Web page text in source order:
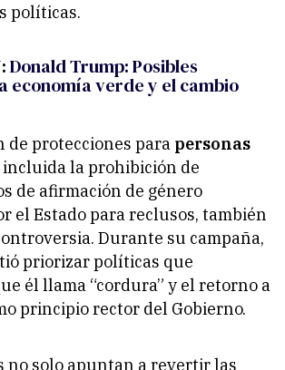
políticas.
Donald Trump: Posibles
economía verde y el cambio
de protecciones para personas
incluida la prohibición de
de afirmación de género
el Estado para reclusos, también
Durante su campaña,
priorizar políticas que
él llama “cordura” y el retorno a
principio rector del Gobierno.
no solo apuntan a revertir las